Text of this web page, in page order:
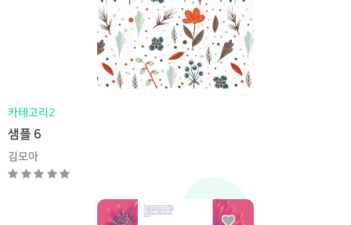
카테고리2
샘플 6
김모아